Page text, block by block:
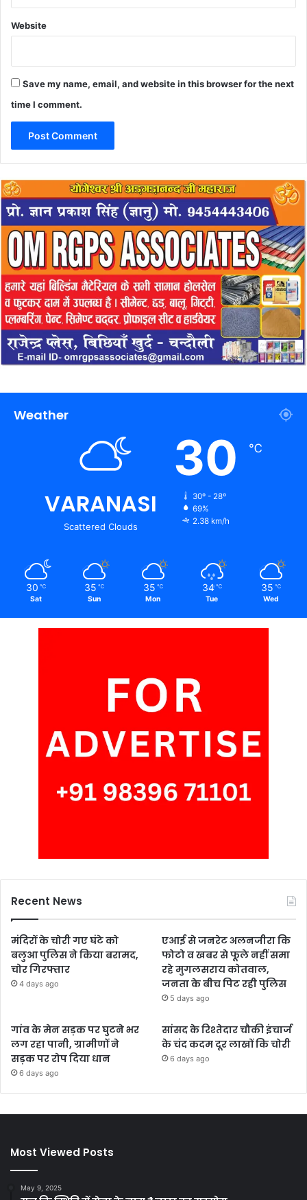
Website
Save my name, email, and website in this browser for the next
time I comment.
Weather
VARANASI
Scattered Clouds
30 ℃
30º - 28º
69%
2.38 km/h
30 ℃
Sat
35 ℃
Sun
35 ℃
Mon
34 ℃
Tue
35 ℃
Wed
Recent News
मंदिरों के चोरी गए घंटे को
बलुआ पुलिस ने किया बरामद,
चोर गिरफ्तार
4 days ago
एआई से जनरेट अलनजीरा कि
फोटो व खबर से फूले नहीं समा
रहे मुगलसराय कोतवाल,
जनता के बीच पिट रही पुलिस
5 days ago
गांव के मेन सड़क पर घुटने भर
लग रहा पानी, ग्रामीणों ने
सड़क पर रोप दिया धान
6 days ago
सांसद के रिश्तेदार चौकी इंचार्ज
के चंद कदम दूर लाखों कि चोरी
6 days ago
Most Viewed Posts
May 9, 2025